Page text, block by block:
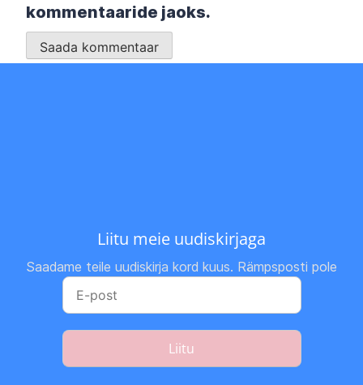
kommentaaride jaoks.
Liitu meie uudiskirjaga
Saadame teile uudiskirja kord kuus. Rämpsposti pole
Liitu